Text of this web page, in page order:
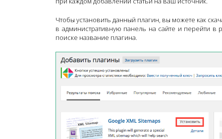
Чтобы установить данный плагин, вы можете как
в административную панель на сайте и перейти в
поиске название плагина.